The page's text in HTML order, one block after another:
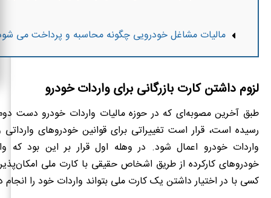
مالیات مشاغل خودرویی چگونه محاسبه و پرداخت می
لزوم داشتن کارت بازرگانی برای واردات خودرو
طبق آخرین مصوبه‌ای که در حوزه مالیات واردات خودرو دست
رسیده است، قرار است تغییراتی برای قوانین خودروهای وارداتی
واردات خودرو اعمال شود. در وهله اول قرار بر این بود که
خودروهای کارکرده از طریق اشخاص حقیقی با کارت ملی
کسی با در اختیار داشتن یک کارت ملی بتواند واردات خود را